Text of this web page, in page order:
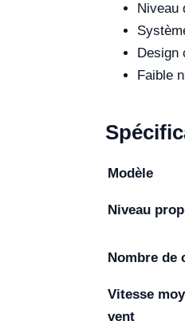
Niveau
Design
Faible
Modèle
Niveau
Nombre de
Vitesse
vent